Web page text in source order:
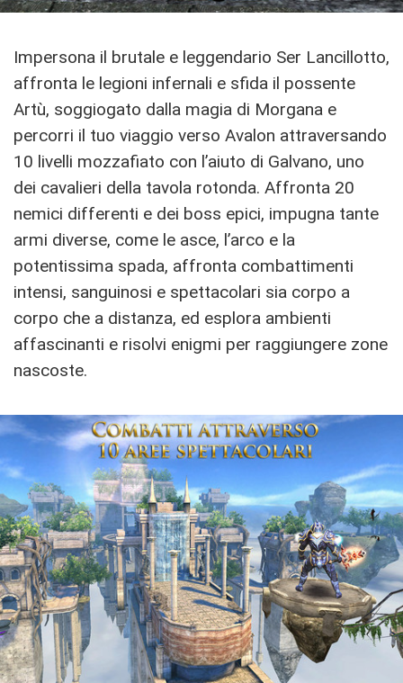
Impersona il brutale e leggendario Ser Lancillotto,
affronta le legioni infernali e sfida il possente
Artù, soggiogato dalla magia di Morgana e
percorri il tuo viaggio verso Avalon attraversando
10 livelli mozzafiato con l’aiuto di Galvano, uno
dei cavalieri della tavola rotonda. Affronta 20
nemici differenti e dei boss epici, impugna tante
armi diverse, come le asce, l’arco e la
potentissima spada, affronta combattimenti
intensi, sanguinosi e spettacolari sia corpo a
corpo che a distanza, ed esplora ambienti
affascinanti e risolvi enigmi per raggiungere zone
nascoste.